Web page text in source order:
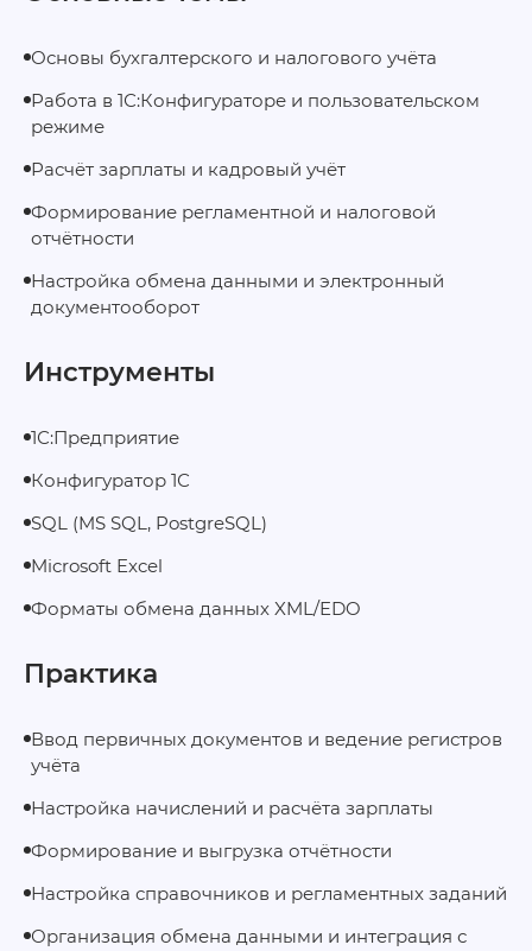
Основы бухгалтерского и налогового учёта
Работа в 1С:Конфигураторе и пользовательском
режиме
Расчёт зарплаты и кадровый учёт
Формирование регламентной и налоговой
отчётности
Настройка обмена данными и электронный
документооборот
Инструменты
1С:Предприятие
Конфигуратор 1С
SQL (MS SQL, PostgreSQL)
Microsoft Excel
Форматы обмена данных XML/EDO
Практика
Ввод первичных документов и ведение регистров
учёта
Настройка начислений и расчёта зарплаты
Формирование и выгрузка отчётности
Настройка справочников и регламентных заданий
Организация обмена данными и интеграция с